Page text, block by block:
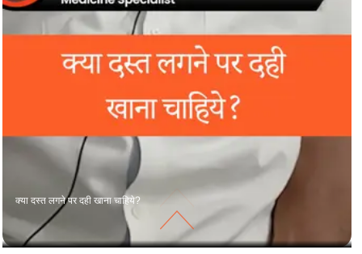
क्या दस्त लगने पर दही खाना चाहिये?